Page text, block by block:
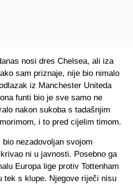
nosi dres Chelsea, ali iza
sam priznaje, nije bio nimalo
iz Manchester Uniteda
funti bio je sve samo ne
nakon sukoba s tadašnjim
i to pred cijelim timom.
nezadovoljan svojom
ni u javnosti. Posebno ga
Europa lige protiv Tottenham
tek s klupe. Njegove riječi nisu